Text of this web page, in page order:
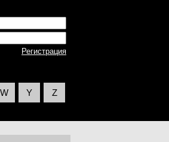
Регистрация
W Y Z